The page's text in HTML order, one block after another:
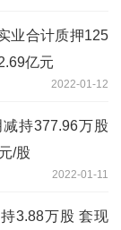
业合计质押125
亿元
2022-01-12
持377.96万股
/股
2022-01-11
3.88万股 套现